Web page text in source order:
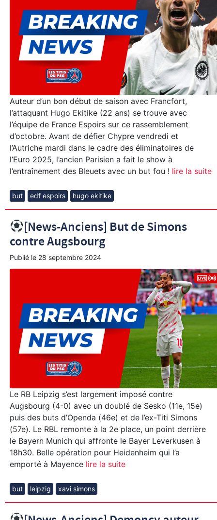
Auteur d’un bon début de saison avec Francfort,
l’attaquant Hugo Ekitike (22 ans) se trouve avec
l’équipe de France Espoirs sur ce rassemblement
d’octobre. Avant de défier Chypre vendredi et
l’Autriche mardi dans le cadre des éliminatoires de
l’Euro 2025, l’ancien Parisien a fait le show à
l’entraînement des Bleuets avec un but fou ! lire la suite
but edf espoirs hugo ekitike
[News-Anciens] But de Simons
contre Augsbourg
Publié le 28 septembre 2024
Le RB Leipzig s’est largement imposé contre
Augsbourg (4-0) avec un doublé de Sesko (11e, 15e)
puis des buts d’Openda (46e) et de l’ex-Titi Simons
(57e). Le RBL remonte à la 2e place, un point derrière
le Bayern Munich qui affronte le Bayer Leverkusen à
18h30. Belle opération pour Heidenheim qui l’a
emporté à Mayence lire la suite
but leipzig xavi simons